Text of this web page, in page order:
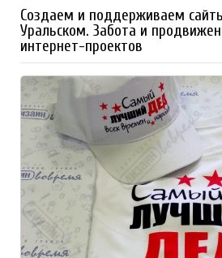
Создаем и поддерживаем
Уральском. Забота и
интернет-проектов